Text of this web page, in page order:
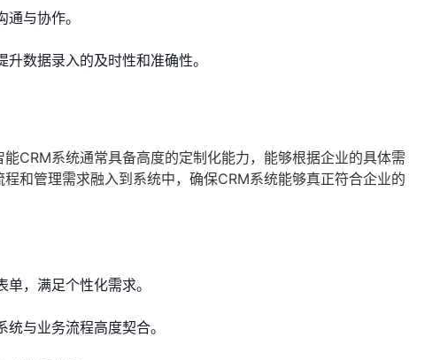
与协作。
数据录入的及时性和准确性。
CRM系统通常具备高度的定制化能力，能够根据企业的具体需
和管理需求融入到系统中，确保CRM系统能够真正符合企业的
，满足个性化需求。
与业务流程高度契合。